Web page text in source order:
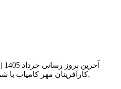
کارآفرینان مهر کامیاب با شماره ثبت 51201 محفوظ است.